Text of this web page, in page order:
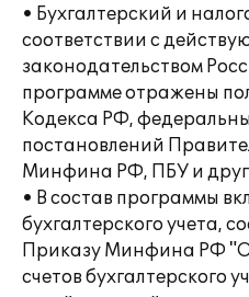
• Бухгалтерский и
соответствии с
законодательством
программе отражены
Кодекса РФ,
постановлений
Минфина РФ, ПБУ и
• В состав программы
бухгалтерского учета,
Приказу Минфина РФ
счетов бухгалтерского